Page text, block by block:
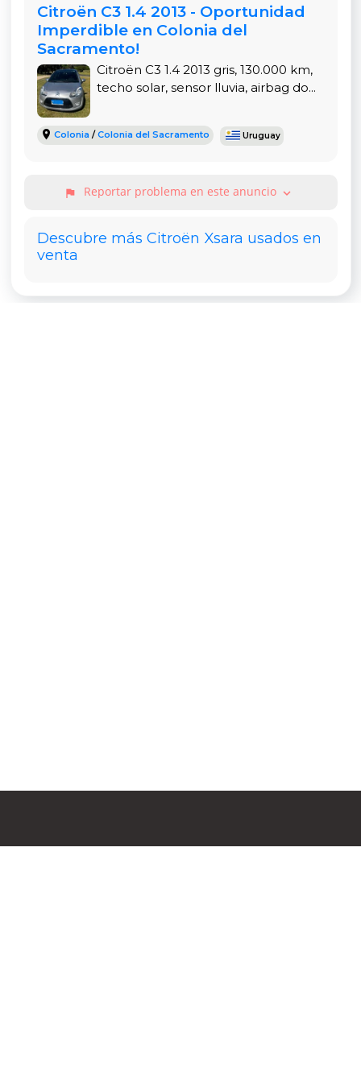
Citroën C3 1.4 2013 - Oportunidad
Imperdible en Colonia del
Sacramento!
Citroën C3 1.4 2013 gris, 130.000 km,
techo solar, sensor lluvia, airbag do...
Colonia /Colonia del Sacramento Uruguay
flag Reportar problema en este anuncio expand_more
Descubre más Citroën Xsara usados en
venta